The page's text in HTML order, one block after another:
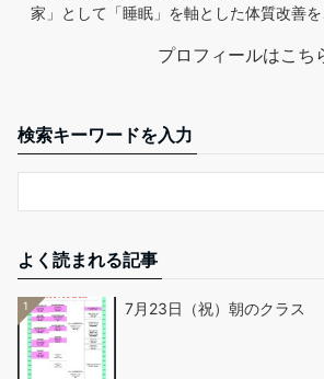
家」として「睡眠」を軸とした体質改善を
プロフィールはこち
検索キーワードを入力
よく読まれる記事
1 7月23日（祝）朝のクラス